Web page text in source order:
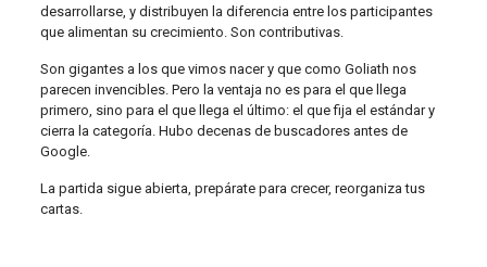
desarrollarse, y distribuyen la diferencia entre los participantes
que alimentan su crecimiento. Son contributivas.
Son gigantes a los que vimos nacer y que como Goliath nos
parecen invencibles. Pero la ventaja no es para el que llega
primero, sino para el que llega el último: el que fija el estándar y
cierra la categoría. Hubo decenas de buscadores antes de
Google.
La partida sigue abierta, prepárate para crecer, reorganiza tus
cartas.